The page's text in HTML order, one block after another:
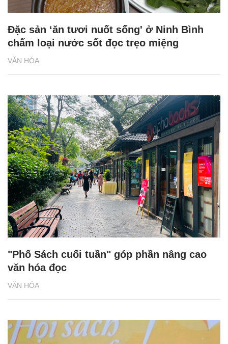
VĂN HÓA
Đặc sản ‘ăn tươi nuốt sống' ở Ninh Bình
chấm loại nước sốt đọc trẹo miệng
VĂN HÓA
"Phố Sách cuối tuần" góp phần nâng cao
văn hóa đọc